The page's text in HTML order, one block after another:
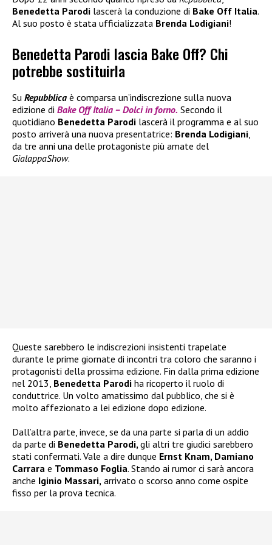
Benedetta Parodi lascerà la conduzione di Bake Off Italia.
Al suo posto è stata ufficializzata Brenda Lodigiani!
Benedetta Parodi lascia Bake Off? Chi
potrebbe sostituirla
Su Repubblica è comparsa un’indiscrezione sulla nuova
edizione di Bake Off Italia – Dolci in forno. Secondo il
quotidiano Benedetta Parodi lascerà il programma e al suo
posto arriverà una nuova presentatrice: Brenda Lodigiani,
da tre anni una delle protagoniste più amate del
GialappaShow.
Queste sarebbero le indiscrezioni insistenti trapelate
durante le prime giornate di incontri tra coloro che saranno i
protagonisti della prossima edizione. Fin dalla prima edizione
nel 2013, Benedetta Parodi ha ricoperto il ruolo di
conduttrice. Un volto amatissimo dal pubblico, che si è
molto affezionato a lei edizione dopo edizione.
Dall’altra parte, invece, se da una parte si parla di un addio
da parte di Benedetta Parodi,gli altri tre giudici sarebbero
stati confermati. Vale a dire dunque Ernst Knam, Damiano
Carrara e Tommaso Foglia. Stando ai rumor ci sarà ancora
anche Iginio Massari, arrivato o scorso anno come ospite
fisso per la prova tecnica.